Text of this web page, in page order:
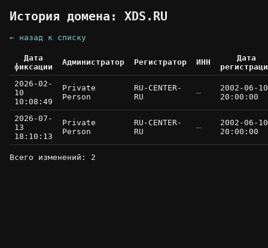
История домена: XDS.RU
← назад к списку
Дата
фиксации
Администратор Регистратор ИНН
Дата
2026-02-
10
10:08:49
Private
Person
RU-CENTER-
RU
—
2002-06-10
20:00:00
2026-07-
13
18:10:13
Private
Person
RU-CENTER-
RU
—
2002-06-10
20:00:00
Всего изменений: 2